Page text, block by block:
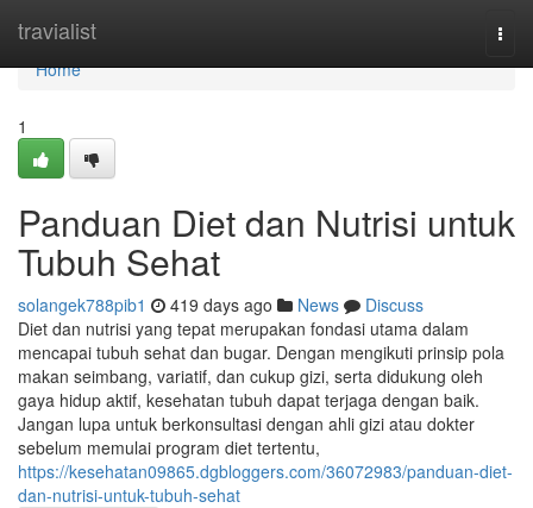
travialist
Home
Home
1
Panduan Diet dan Nutrisi untuk
Tubuh Sehat
solangek788pib1 419 days ago News
Discuss
Diet dan nutrisi yang tepat merupakan fondasi utama dalam
mencapai tubuh sehat dan bugar. Dengan mengikuti prinsip pola
makan seimbang, variatif, dan cukup gizi, serta didukung oleh
gaya hidup aktif, kesehatan tubuh dapat terjaga dengan baik.
Jangan lupa untuk berkonsultasi dengan ahli gizi atau dokter
sebelum memulai program diet tertentu,
https://kesehatan09865.dgbloggers.com/36072983/panduan-diet-
dan-nutrisi-untuk-tubuh-sehat